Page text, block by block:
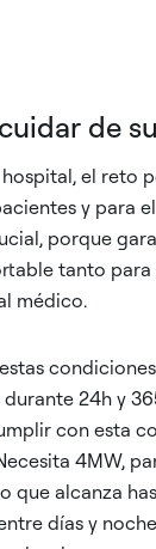
de
el reto
y para
porque
tanto
médico.
24h y
con esta
4MW,
que alcanza
días y